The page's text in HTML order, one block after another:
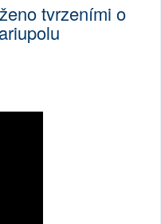
tvrzeními o